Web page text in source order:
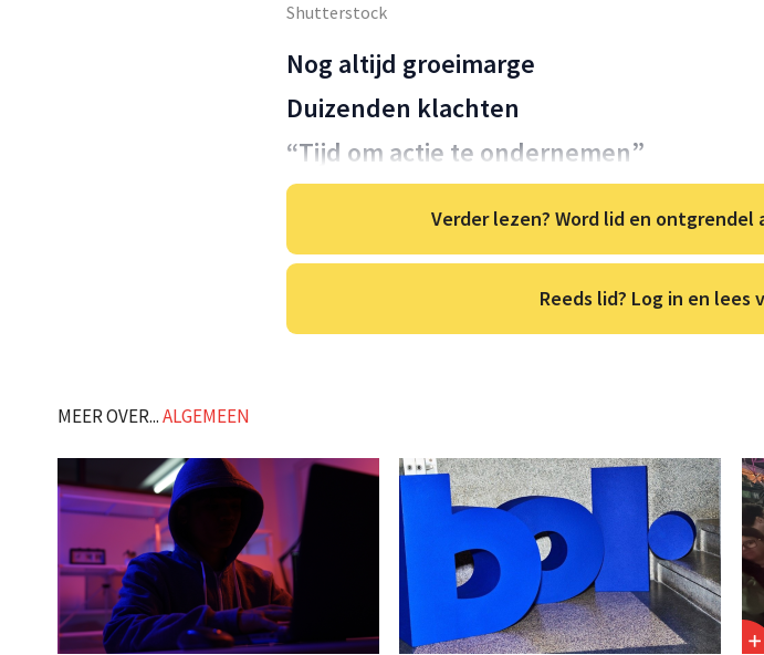
Shutterstock
Nog altijd groeimarge
Duizenden klachten
“Tijd om actie te ondernemen”
Verder lezen? Word lid en
Reeds lid? Log in en lees
MEER OVER...ALGEMEEN